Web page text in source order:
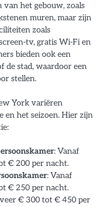
het gebouw, zoals
muren, maar zijn
zoals
tv, gratis Wi-Fi en
bieden ook een
de stad, waardoor een
stellen.
York variëren
en het seizoen. Hier zijn
: Vanaf
€ 200 per nacht.
: Vanaf
€ 250 per nacht.
€ 300 tot € 450 per